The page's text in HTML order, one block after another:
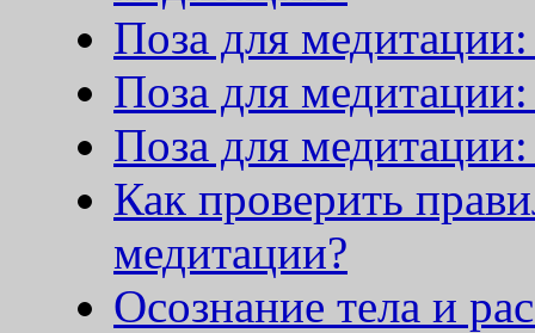
Поза для
Поза для
Поза для медитации:
Как проверить
медитации?
Осознание тела и